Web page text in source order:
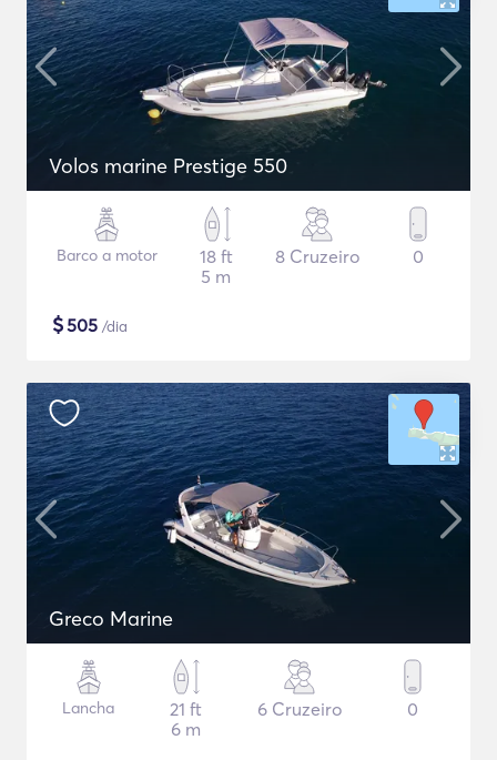
Volos marine Prestige 550
Barco a motor
18 ft
5 m
8 Cruzeiro 0
$505 /dia
Greco Marine
Lancha
21 ft
6 m
6 Cruzeiro 0